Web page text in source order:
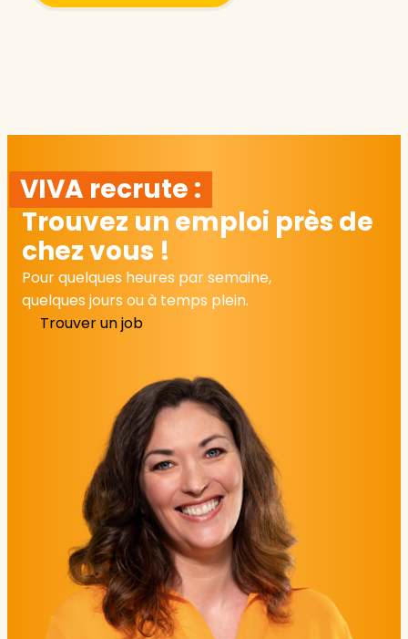
VIVA recrute :
Trouvez un emploi près de
chez vous !
Pour quelques heures par semaine,
quelques jours ou à temps plein.
Trouver un job